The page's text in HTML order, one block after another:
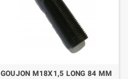
GOUJON M18X1,5 LONG 84 MM